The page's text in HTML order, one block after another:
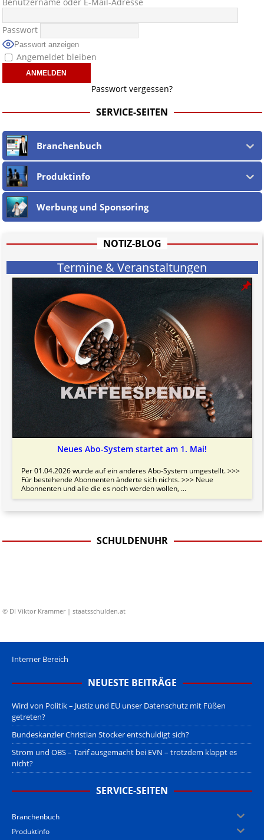
Passwort
Passwort anzeigen
Angemeldet bleiben
Passwort vergessen?
SERVICE-SEITEN
Branchenbuch
Produktinfo
Werbung und Sponsoring
NOTIZ-BLOG
Termine & Veranstaltungen
Neues Abo-System startet am 1. Mai!
Per 01.04.2026 wurde auf ein anderes Abo-System umgestellt. >>>
Für bestehende Abonnenten änderte sich nichts. >>> Neue
Abonnenten und alle die es noch werden wollen, ...
SCHULDENUHR
© DI Viktor Krammer | staatsschulden.at
Interner Bereich
NEUESTE BEITRÄGE
Wird von Politik – Justiz und EU unser Datenschutz mit Füßen
getreten?
Bundeskanzler Christian Stocker entschuldigt sich?
Strom und OBS – Tarif ausgemacht bei EVN – trotzdem klappt es
nicht?
SERVICE-SEITEN
Branchenbuch
Produktinfo